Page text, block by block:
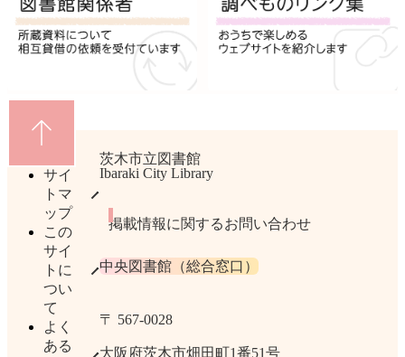
サイ
トマ
ップ
この
サイ
トに
つい
て
よく
ある
茨木市立図書館
Ibaraki City Library
掲載情報に関するお問い合わせ
中央図書館（総合窓口）
〒 567​-​0028
大阪府茨木市畑田町1番51号